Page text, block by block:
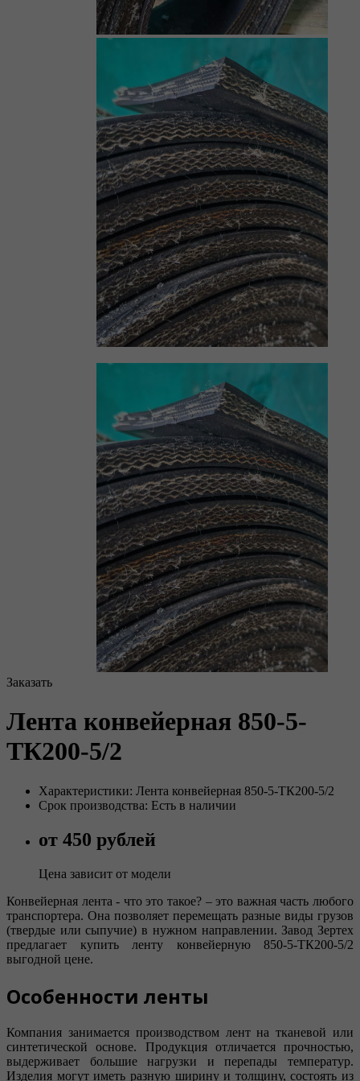
Заказать
Лента конвейерная 850-5-
ТК200-5/2
Характеристики: Лента конвейерная 850-5-ТК200-5/2
Срок производства: Есть в наличии
от 450 рублей
Цена зависит от модели
Конвейерная лента - что это такое? – это важная часть любого
транспортера. Она позволяет перемещать разные виды грузов
(твердые или сыпучие) в нужном направлении. Завод Зертех
предлагает купить ленту конвейерную 850-5-ТК200-5/2
выгодной цене.
Особенности ленты
Компания занимается производством лент на тканевой или
синтетической основе. Продукция отличается прочностью,
выдерживает большие нагрузки и перепады температур.
Изделия могут иметь разную ширину и толщину, состоять из